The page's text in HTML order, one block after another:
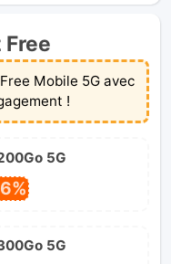
Free
Mobile 5G avec
!
5G
5G